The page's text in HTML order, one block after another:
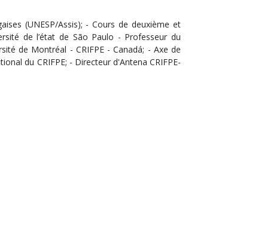
(UNESP/Assis); - Cours de deuxième et
de l’état de São Paulo - Professeur du
de Montréal - CRIFPE - Canadá; - Axe de
du CRIFPE; - Directeur d'Antena CRIFPE-